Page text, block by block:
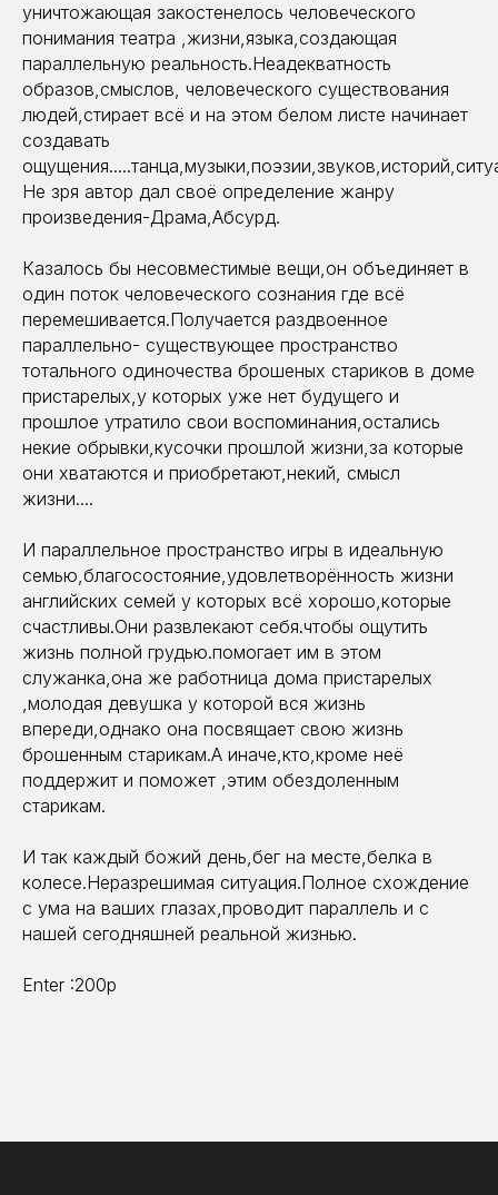
уничтожающая закостенелось человеческого
понимания театра ,жизни,языка,создающая
параллельную реальность.Неадекватность
образов,смыслов, человеческого существования
людей,стирает всё и на этом белом листе начинает
создавать
Не зря автор дал своё определение жанру
произведения-Драма,Абсурд.
Казалось бы несовместимые вещи,он объединяет в
один поток человеческого сознания где всё
перемешивается.Получается раздвоенное
параллельно- существующее пространство
тотального одиночества брошеных стариков в доме
пристарелых,у которых уже нет будущего и
прошлое утратило свои воспоминания,остались
некие обрывки,кусочки прошлой жизни,за которые
они хватаются и приобретают,некий, смысл
жизни....
И параллельное пространство игры в идеальную
семью,благосостояние,удовлетворённость жизни
английских семей у которых всё хорошо,которые
счастливы.Они развлекают себя.чтобы ощутить
жизнь полной грудью.помогает им в этом
служанка,она же работница дома пристарелых
,молодая девушка у которой вся жизнь
впереди,однако она посвящает свою жизнь
брошенным старикам.А иначе,кто,кроме неё
поддержит и поможет ,этим обездоленным
старикам.
И так каждый божий день,бег на месте,белка в
колесе.Неразрешимая ситуация.Полное схождение
с ума на ваших глазах,проводит параллель и с
нашей сегодняшней реальной жизнью.
Enter :200р